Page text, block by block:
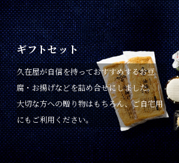
ギフトセット
久在屋が自信を持っておすすめするお豆
腐・お揚げなどを詰め合せにしました。
大切な方への贈り物はもちろん、ご自宅用
にもご利用ください。